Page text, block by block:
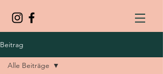
Beitrag
Alle Beiträge